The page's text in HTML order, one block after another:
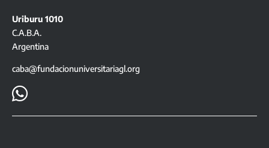
Uriburu 1010
C.A.B.A.
Argentina
caba@fundacionuniversitariagl.org
